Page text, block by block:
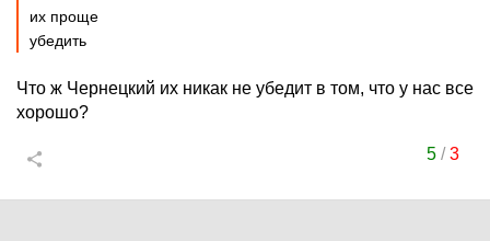
их проще
убедить
Что ж Чернецкий их никак не убедит в том, что у нас все
хорошо?
5/3